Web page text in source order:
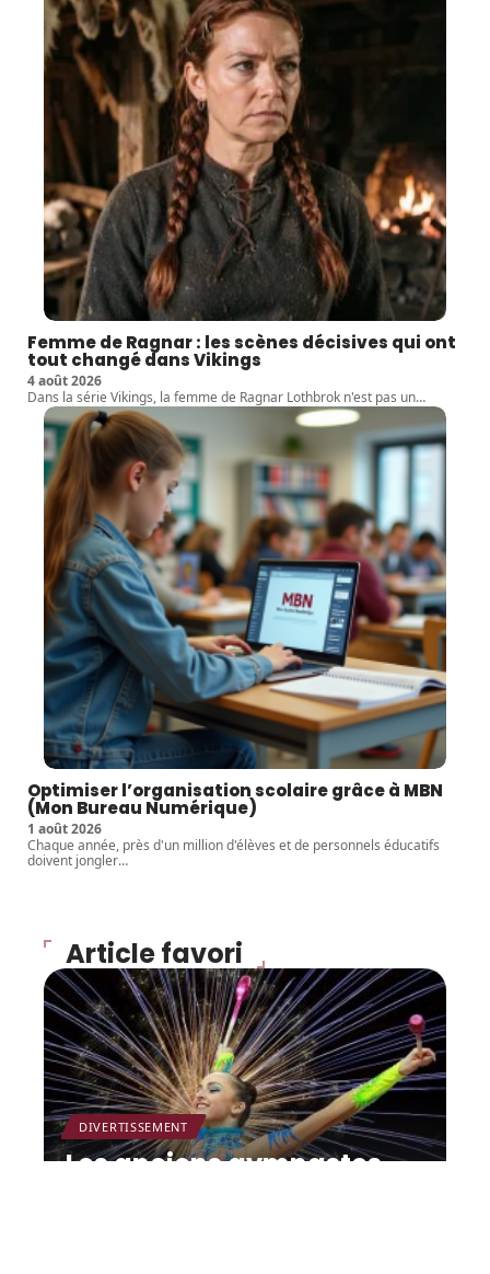
Femme de Ragnar : les scènes décisives qui ont
tout changé dans Vikings
4 août 2026
Dans la série Vikings, la femme de Ragnar Lothbrok n'est pas un…
Optimiser l’organisation scolaire grâce à MBN
(Mon Bureau Numérique)
1 août 2026
Chaque année, près d'un million d'élèves et de personnels éducatifs
doivent jongler…
Article favori
DIVERTISSEMENT
Les anciens gymnastes